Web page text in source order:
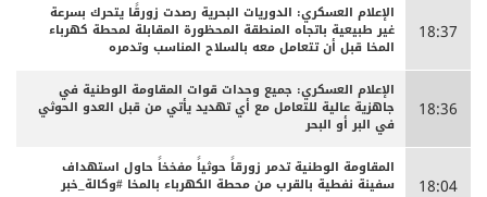
18:37
الإعلام العسكري: الدوريات البحرية رصدت زورقًا يتحرك بسرعة
غير طبيعية باتجاه المنطقة المحظورة المقابلة لمحطة كهرباء
المخا قبل أن تتعامل معه بالسلاح المناسب وتدمره
18:36
الإعلام العسكري: جميع وحدات قوات المقاومة الوطنية في
جاهزية عالية للتعامل مع أي تهديد يأتي من قبل العدو الحوثي
في البر أو البحر
18:04
المقاومة الوطنية تدمر زورقاً حوثياً مفخخاً حاول استهداف
سفينة نفطية بالقرب من محطة الكهرباء بالمخا #وكالة_خبر